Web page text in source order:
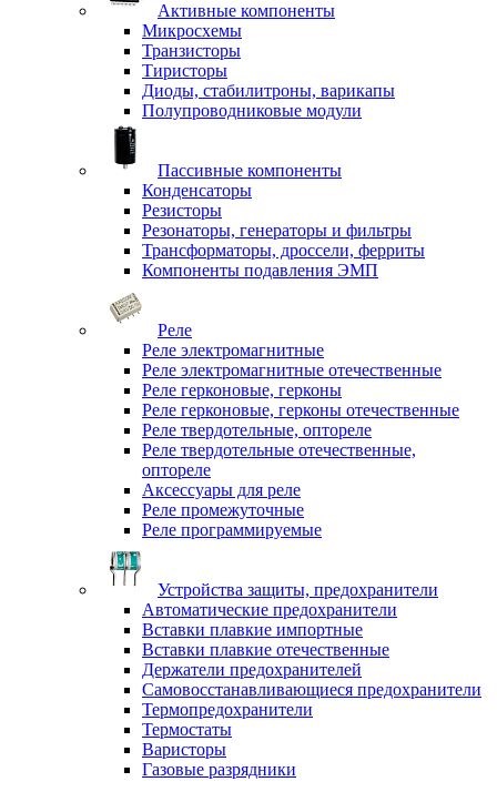
Активные компоненты
Микросхемы
Транзисторы
Тиристоры
Диоды, стабилитроны, варикапы
Полупроводниковые модули
Пассивные компоненты
Конденсаторы
Резисторы
Резонаторы, генераторы и фильтры
Трансформаторы, дроссели, ферриты
Компоненты подавления ЭМП
Реле
Реле электромагнитные
Реле электромагнитные отечественные
Реле герконовые, герконы
Реле герконовые, герконы отечественные
Реле твердотельные, оптореле
Реле твердотельные отечественные,
оптореле
Аксессуары для реле
Реле промежуточные
Реле программируемые
Устройства защиты, предохранители
Автоматические предохранители
Вставки плавкие импортные
Вставки плавкие отечественные
Держатели предохранителей
Самовосстанавливающиеся предохранители
Термопредохранители
Термостаты
Варисторы
Газовые разрядники